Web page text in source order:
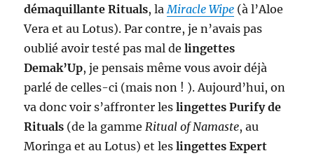
démaquillante Rituals, laMiracle Wipe (à l’Aloe
Vera et au Lotus). Par contre, je n’avais pas
oublié avoir testé pas mal delingettes
Demak’Up, je pensais même vous avoir déjà
parlé de celles-ci (mais non ! ). Aujourd’hui, on
va donc voir s’affronter leslingettes Purify de
Rituals (de la gammeRitual of Namaste, au
Moringa et au Lotus) et leslingettes Expert